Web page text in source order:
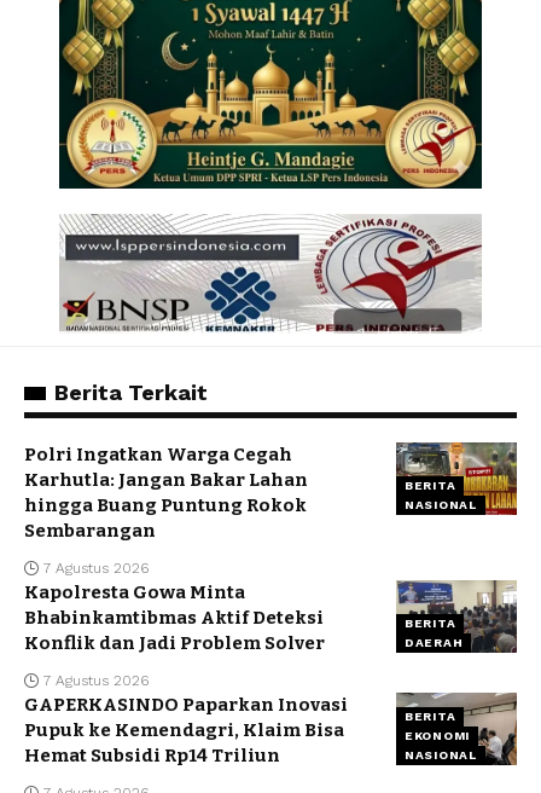
Berita Terkait
BERITA
NASIONAL
Polri Ingatkan Warga Cegah
Karhutla: Jangan Bakar Lahan
hingga Buang Puntung Rokok
Sembarangan
7 Agustus 2026
BERITA
DAERAH
Kapolresta Gowa Minta
Bhabinkamtibmas Aktif Deteksi
Konflik dan Jadi Problem Solver
7 Agustus 2026
BERITA
EKONOMI
NASIONAL
GAPERKASINDO Paparkan Inovasi
Pupuk ke Kemendagri, Klaim Bisa
Hemat Subsidi Rp14 Triliun